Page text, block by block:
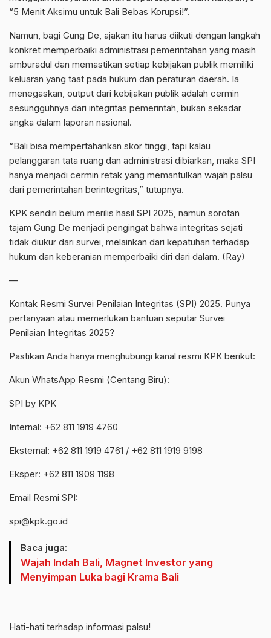
“5 Menit Aksimu untuk Bali Bebas Korupsi!”.
Namun, bagi Gung De, ajakan itu harus diikuti dengan langkah
konkret memperbaiki administrasi pemerintahan yang masih
amburadul dan memastikan setiap kebijakan publik memiliki
keluaran yang taat pada hukum dan peraturan daerah. Ia
menegaskan, output dari kebijakan publik adalah cermin
sesungguhnya dari integritas pemerintah, bukan sekadar
angka dalam laporan nasional.
“Bali bisa mempertahankan skor tinggi, tapi kalau
pelanggaran tata ruang dan administrasi dibiarkan, maka SPI
hanya menjadi cermin retak yang memantulkan wajah palsu
dari pemerintahan berintegritas,” tutupnya.
KPK sendiri belum merilis hasil SPI 2025, namun sorotan
tajam Gung De menjadi pengingat bahwa integritas sejati
tidak diukur dari survei, melainkan dari kepatuhan terhadap
hukum dan keberanian memperbaiki diri dari dalam. (Ray)
—
Kontak Resmi Survei Penilaian Integritas (SPI) 2025. Punya
pertanyaan atau memerlukan bantuan seputar Survei
Penilaian Integritas 2025?
Pastikan Anda hanya menghubungi kanal resmi KPK berikut:
Akun WhatsApp Resmi (Centang Biru):
SPI by KPK
Internal: +62 811 1919 4760
Eksternal: +62 811 1919 4761 / +62 811 1919 9198
Eksper: +62 811 1909 1198
Email Resmi SPI:
spi@kpk.go.id
Baca juga:
Wajah Indah Bali, Magnet Investor yang
Menyimpan Luka bagi Krama Bali
Hati-hati terhadap informasi palsu!